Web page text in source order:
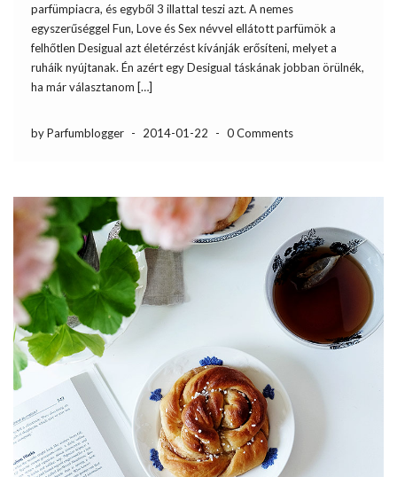
parfümpiacra, és egyből 3 illattal teszi azt. A nemes
egyszerűséggel Fun, Love és Sex névvel ellátott parfümök a
felhőtlen Desigual azt életérzést kívánják erősíteni, melyet a
ruháik nyújtanak. Én azért egy Desigual táskának jobban örülnék,
ha már választanom […]
by Parfumblogger - 2014-01-22 - 0 Comments